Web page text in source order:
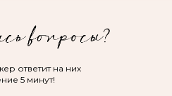
ответит на них
5 минут!